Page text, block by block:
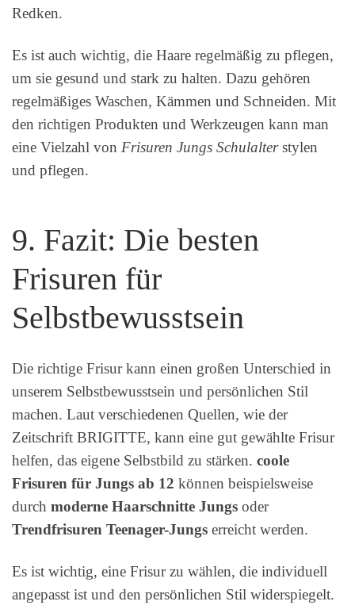
Redken.
Es ist auch wichtig, die Haare regelmäßig zu pflegen,
um sie gesund und stark zu halten. Dazu gehören
regelmäßiges Waschen, Kämmen und Schneiden. Mit
den richtigen Produkten und Werkzeugen kann man
eine Vielzahl von Frisuren Jungs Schulalterstylen
und pflegen.
9. Fazit: Die besten
Frisuren für
Selbstbewusstsein
Die richtige Frisur kann einen großen Unterschied in
unserem Selbstbewusstsein und persönlichen Stil
machen. Laut verschiedenen Quellen, wie der
Zeitschrift BRIGITTE, kann eine gut gewählte Frisur
helfen, das eigene Selbstbild zu stärken. coole
Frisuren für Jungs ab 12 können beispielsweise
durch moderne Haarschnitte Jungs oder
Trendfrisuren Teenager-Jungs erreicht werden.
Es ist wichtig, eine Frisur zu wählen, die individuell
angepasst ist und den persönlichen Stil widerspiegelt.